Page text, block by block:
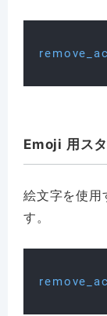
Emoji 用ス
絵文字を使用
す。